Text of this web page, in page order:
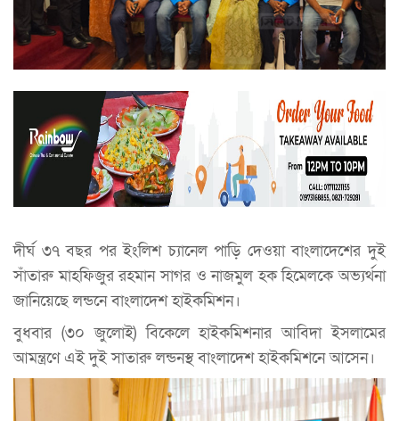
দীর্ঘ ৩৭ বছর পর ইংলিশ চ্যানেল পাড়ি দেওয়া বাংলাদেশের দুই
সাঁতারু মাহফিজুর রহমান সাগর ও নাজমুল হক হিমেলকে অভ্যর্থনা
জানিয়েছে লন্ডনে বাংলাদেশ হাইকমিশন।
বুধবার (৩০ জুলােই) বিকেলে হাইকমিশনার আবিদা ইসলামের
আমন্ত্রণে এই দুই সাতারু লন্ডনস্থ বাংলাদেশ হাইকমিশনে আসেন।